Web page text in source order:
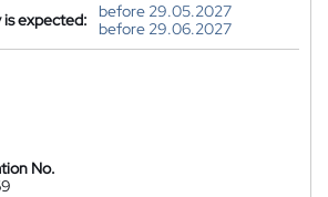
is expected:
before 29.05.2027
before 29.06.2027
No.